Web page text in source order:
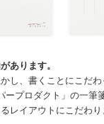
あります。
し、書くことにこだ
ープロダクト」の一筆
レイアウトにこだわり